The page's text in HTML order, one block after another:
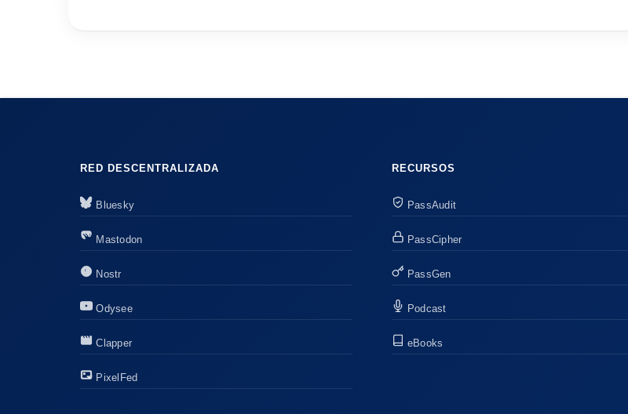
RED DESCENTRALIZADA
Bluesky
Mastodon
Nostr
Odysee
Clapper
PixelFed
RECURSOS
PassAudit
PassCipher
PassGen
Podcast
eBooks